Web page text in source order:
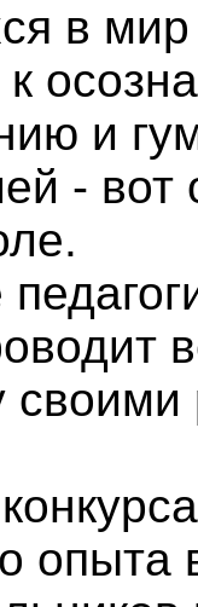
в мир
к
и
- вот